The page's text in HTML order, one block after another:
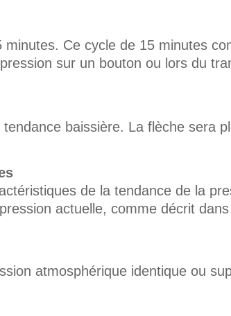
Ce cycle de 15 minutes
sur un bouton ou lors du
baissière. La flèche sera
de la tendance de la
actuelle, comme décrit
atmosphérique identique ou